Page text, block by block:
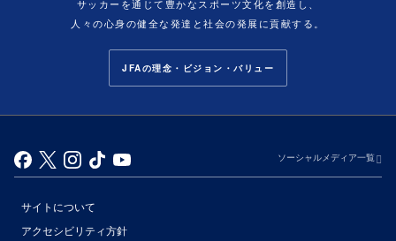
サッカーを通じて豊かなスポーツ文化を創造し、
人々の心身の健全な発達と社会の発展に貢献する。
JFAの理念・ビジョン・バリュー
ソーシャルメディア一覧
サイトについて
アクセシビリティ方針